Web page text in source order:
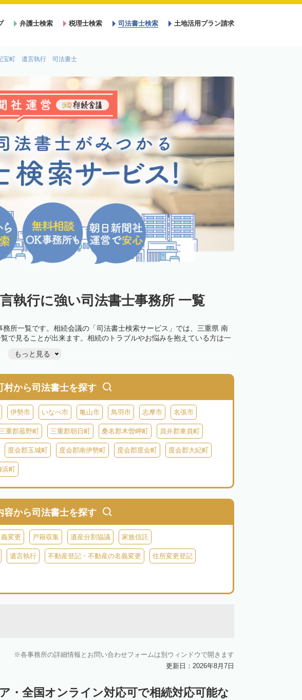
弁護士検索 税理士検索 司法書士検索 土地活用プラン請求
宝町 遺言執行 司法書士
執行に強い司法書士事務所 一覧
所一覧です。相続会議の「司法書士検索サービス」では、三重県 南
で見ることが出来ます。相続のトラブルやお悩みを抱えている方は一
もっと見る
村から司法書士を探す
伊勢市 いなべ市 亀山市 鳥羽市 志摩市 名張市
重郡菰野町 三重郡朝日町 桑名郡木曽岬町 員弁郡東員町
度会郡玉城町 度会郡南伊勢町 度会郡度会町 度会郡大紀町
浜町
容から司法書士を探す
変更 戸籍収集 遺産分割協議 家族信託
遺言執行 不動産登記・不動産の名義変更 住所変更登記
各事務所の詳細情報とお問い合わせフォームは別ウィンドウで開きます
更新日：2026年8月7日
・全国オンライン対応可で相続対応可能な